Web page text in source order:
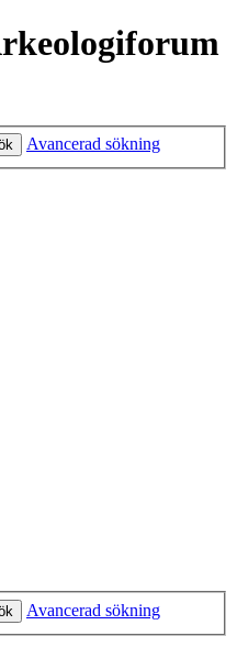
Avancerad sökning
Avancerad sökning